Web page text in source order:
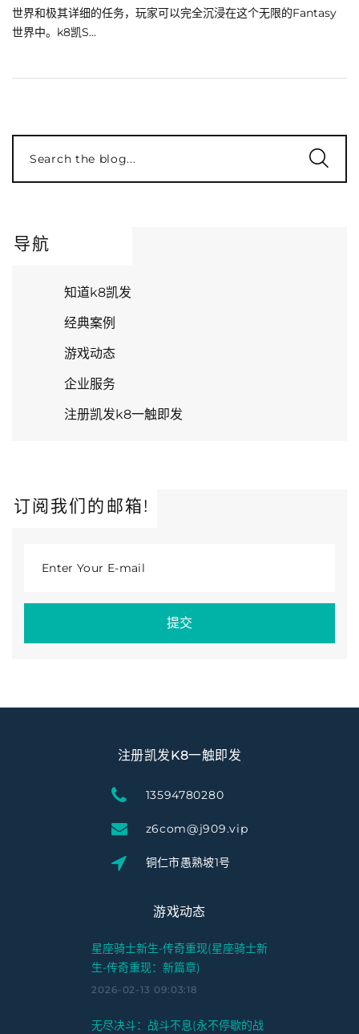
世界和极其详细的任务，玩家可以完全沉浸在这个无限的Fantasy
世界中。k8凯S...
Search the blog...
导航
知道k8凯发
经典案例
游戏动态
企业服务
注册凯发k8一触即发
订阅我们的邮箱!
Enter Your E-mail
提交
注册凯发K8一触即发
13594780280
z6com@j909.vip
铜仁市愚熟坡1号
游戏动态
星座骑士新生-传奇重现(星座骑士新
生-传奇重现：新篇章)
2026-02-13 09:03:18
无尽决斗：战斗不息(永不停歇的战